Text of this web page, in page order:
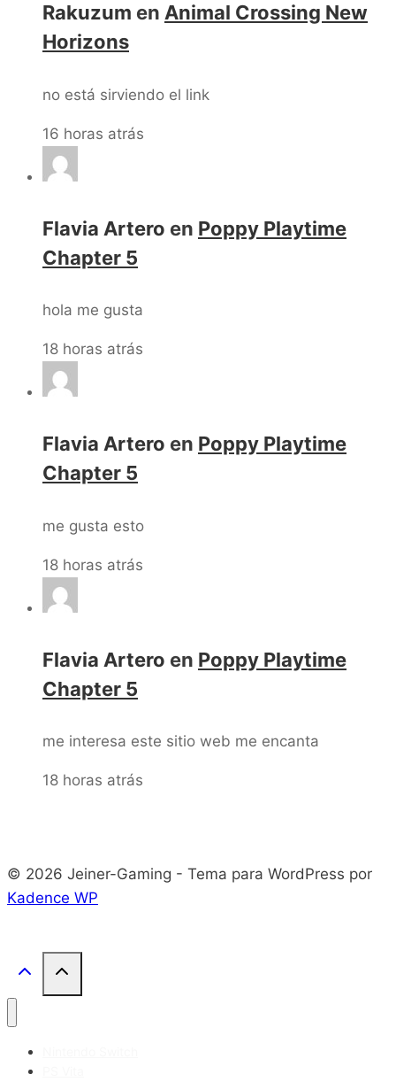
Rakuzum en Animal Crossing New
Horizons
no está sirviendo el link
16 horas atrás
Flavia Artero en Poppy Playtime
Chapter 5
hola me gusta
18 horas atrás
Flavia Artero en Poppy Playtime
Chapter 5
me gusta esto
18 horas atrás
Flavia Artero en Poppy Playtime
Chapter 5
me interesa este sitio web me encanta
18 horas atrás
© 2026 Jeiner-Gaming - Tema para WordPress por
Kadence WP